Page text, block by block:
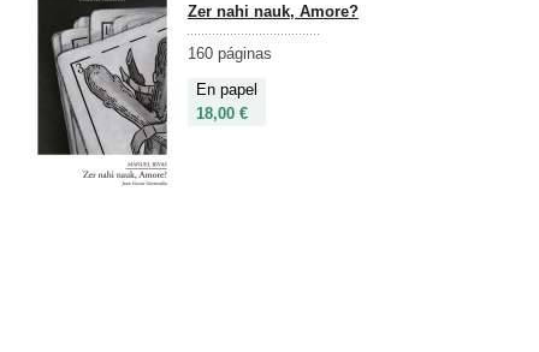
Zer nahi nauk, Amore?
160 páginas
En papel
18,00 €